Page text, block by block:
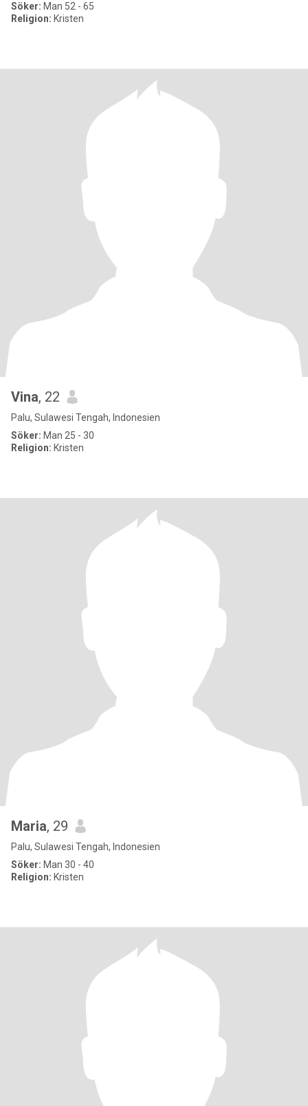
Söker: Man 52 - 65
Religion: Kristen
Vina, 22
Palu, Sulawesi Tengah, Indonesien
Söker: Man 25 - 30
Religion: Kristen
Maria, 29
Palu, Sulawesi Tengah, Indonesien
Söker: Man 30 - 40
Religion: Kristen